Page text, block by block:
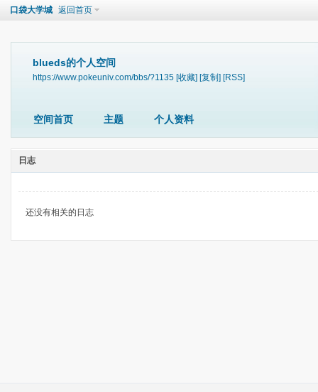
口袋大学城 返回首页
blueds的个人空间
https://www.pokeuniv.com/bbs/?1135 [收藏] [复制] [RSS]
空间首页 主题 个人资料
日志
还没有相关的日志